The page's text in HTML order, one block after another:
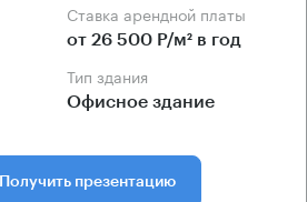
Ставка арендной платы
от 26 500 Р/м² в год
Тип здания
Офисное здание
Получить презентацию